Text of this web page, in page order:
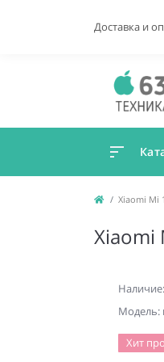
Доставка и
Xiaomi Mi
Xiaomi
Наличие:
Модель:
Хит